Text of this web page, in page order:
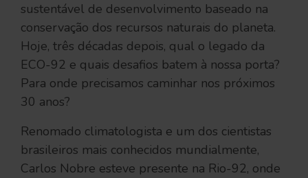
sustentável de desenvolvimento baseado na
conservação dos recursos naturais do planeta.
Hoje, três décadas depois, qual o legado da
ECO-92 e quais desafios batem à nossa porta?
Para onde precisamos caminhar nos próximos
30 anos?
Renomado climatologista e um dos cientistas
brasileiros mais conhecidos mundialmente,
Carlos Nobre esteve presente na Rio-92, onde